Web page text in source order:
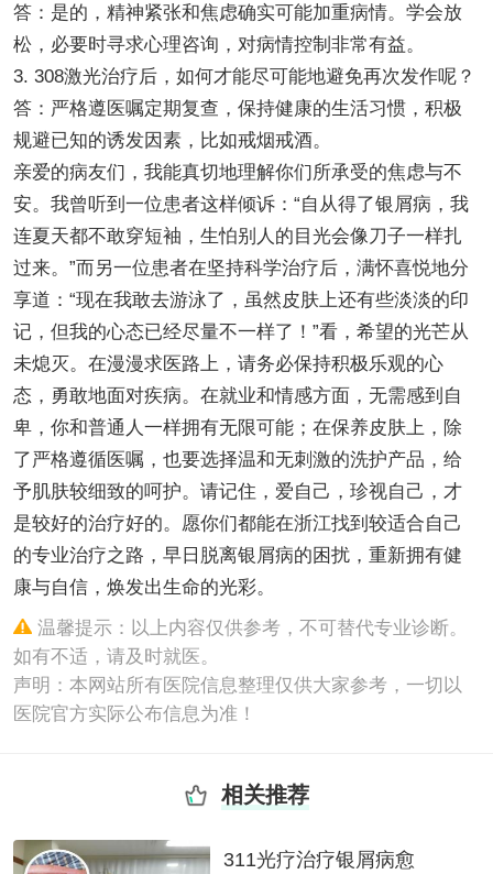
答：是的，精神紧张和焦虑确实可能加重病情。学会放
松，必要时寻求心理咨询，对病情控制非常有益。
3. 308激光治疗后，如何才能尽可能地避免再次发作呢？
答：严格遵医嘱定期复查，保持健康的生活习惯，积极
规避已知的诱发因素，比如戒烟戒酒。
亲爱的病友们，我能真切地理解你们所承受的焦虑与不
安。我曾听到一位患者这样倾诉：“自从得了银屑病，我
连夏天都不敢穿短袖，生怕别人的目光会像刀子一样扎
过来。”而另一位患者在坚持科学治疗后，满怀喜悦地分
享道：“现在我敢去游泳了，虽然皮肤上还有些淡淡的印
记，但我的心态已经尽量不一样了！”看，希望的光芒从
未熄灭。在漫漫求医路上，请务必保持积极乐观的心
态，勇敢地面对疾病。在就业和情感方面，无需感到自
卑，你和普通人一样拥有无限可能；在保养皮肤上，除
了严格遵循医嘱，也要选择温和无刺激的洗护产品，给
予肌肤较细致的呵护。请记住，爱自己，珍视自己，才
是较好的治疗好的。愿你们都能在浙江找到较适合自己
的专业治疗之路，早日脱离银屑病的困扰，重新拥有健
康与自信，焕发出生命的光彩。
温馨提示：以上内容仅供参考，不可替代专业诊断。
如有不适，请及时就医。
声明：本网站所有医院信息整理仅供大家参考，一切以
医院官方实际公布信息为准！
相关推荐
311光疗治疗银屑病愈